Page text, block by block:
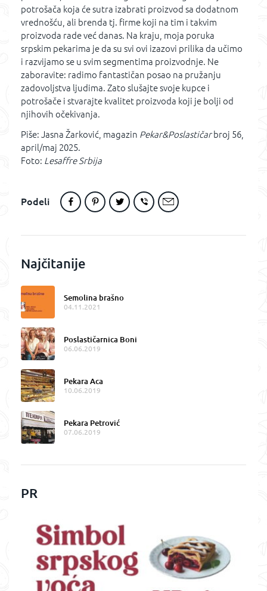
potrošača koja će sutra izabrati proizvod sa dodatnom
vrednošću, ali brenda tj. firme koji na tim i takvim
proizvoda rade već danas. Na kraju, moja poruka
srpskim pekarima je da su svi ovi izazovi prilika da učimo
i razvijamo se u svim segmentima proizvodnje. Ne
zaboravite: radimo fantastičan posao na pružanju
zadovoljstva ljudima. Zato slušajte svoje kupce i
potrošače i stvarajte kvalitet proizvoda koji je bolji od
njihovih očekivanja.
Piše: Jasna Žarković, magazin Pekar&Poslastičarbroj 56,
april/maj 2025.
Foto: Lesaffre Srbija
Podeli
Najčitanije
Semolina brašno
04.11.2021
Poslastičarnica Boni
06.06.2019
Pekara Aca
10.06.2019
Pekara Petrović
07.06.2019
PR